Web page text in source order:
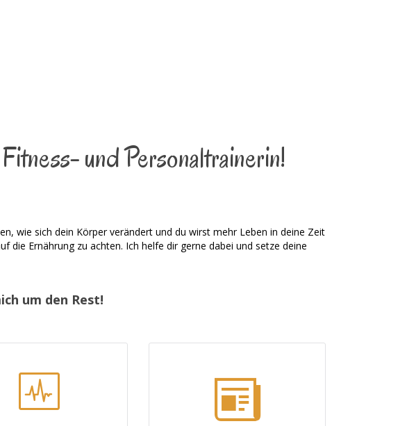
und Personaltrainerin!
wie sich dein Körper verändert und du wirst mehr Leben in deine Zeit
Ernährung zu achten. Ich helfe dir gerne dabei und setze deine
um den Rest!